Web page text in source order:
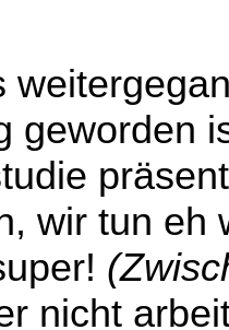
geworden
wir tun eh
nicht